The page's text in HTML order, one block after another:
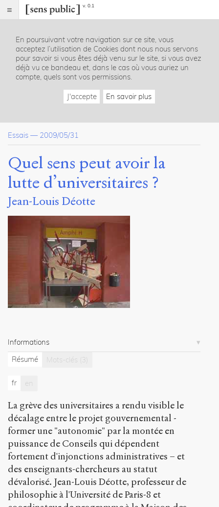
v. 0.1
Index
Article
Citer /
Partager
Louis.
Quel
sens
peut
avoir
la
d’universitaires
?.
Sens
public
h
p
/
n
s
-
u
l
c
.
o
g
/
a
t
En poursuivant votre navigation sur ce site, vous
acceptez l’utilisation de Cookies dont nous nous servons
pour savoir si vous êtes déjà venu sur le site, si vous avez
déjà vu ce bandeau et, dans le cas où vous auriez un
compte, quels sont vos permissions.
J'accepte En savoir plus
Essais — 2009/05/31
Quel sens peut avoir la
lutte d’universitaires ?
Jean-Louis Déotte
Informations
Résumé
Mots-clés (3)
fr en
La grève des universitaires a rendu visible le
décalage entre le projet gouvernemental -
former une "autonomie" par la montée en
puissance de Conseils qui dépendent
fortement d'injonctions administratives – et
des enseignants-chercheurs au statut
dévalorisé. Jean-Louis Déotte, professeur de
philosophie à l'Université de Paris-8 et